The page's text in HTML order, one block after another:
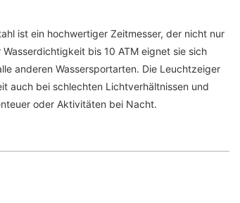
ist ein hochwertiger Zeitmesser, der nicht nur
bis 10 ATM eignet sie sich
anderen Wassersportarten. Die Leuchtzeiger
auch bei schlechten Lichtverhältnissen und
oder Aktivitäten bei Nacht.